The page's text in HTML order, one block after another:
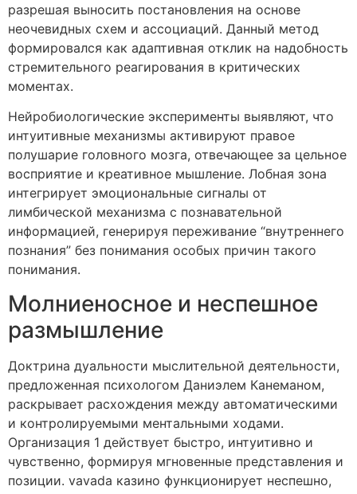
разрешая выносить постановления на основе
неочевидных схем и ассоциаций. Данный метод
формировался как адаптивная отклик на надобность
стремительного реагирования в критических
моментах.
Нейробиологические эксперименты выявляют, что
интуитивные механизмы активируют правое
полушарие головного мозга, отвечающее за цельное
восприятие и креативное мышление. Лобная зона
интегрирует эмоциональные сигналы от
лимбической механизма с познавательной
информацией, генерируя переживание “внутреннего
познания” без понимания особых причин такого
понимания.
Молниеносное и неспешное
размышление
Доктрина дуальности мыслительной деятельности,
предложенная психологом Даниэлем Канеманом,
раскрывает расхождения между автоматическими
и контролируемыми ментальными ходами.
Организация 1 действует быстро, интуитивно и
чувственно, формируя мгновенные представления и
позиции. vavada казино функционирует неспешно,